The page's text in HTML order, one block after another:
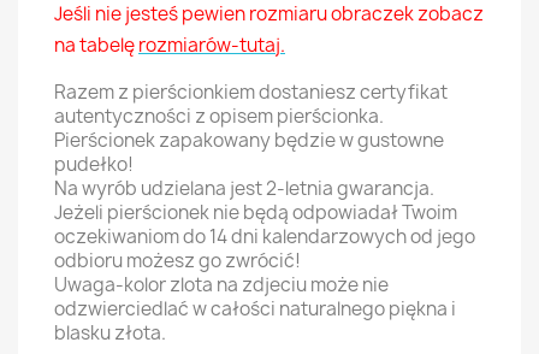
Jeśli nie jesteś pewien rozmiaru obraczek zobacz
na tabelęrozmiarów-tutaj.
Razem z pierścionkiem dostaniesz certyfikat
autentyczności z opisem pierścionka.
Pierścionek zapakowany będzie w gustowne
pudełko!
Na wyrób udzielana jest 2-letnia gwarancja.
Jeżeli pierścionek nie będą odpowiadał Twoim
oczekiwaniom do 14 dni kalendarzowych od jego
odbioru możesz go zwrócić!
Uwaga-kolor zlota na zdjeciu może nie
odzwierciedlać w całości naturalnego piękna i
blasku złota.